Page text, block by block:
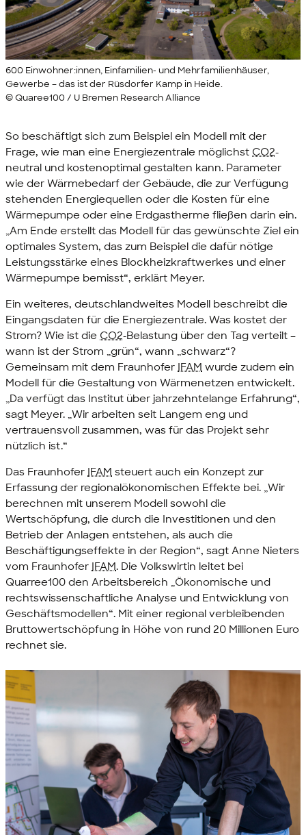
600 Einwohner:innen, Einfamilien- und Mehrfamilienhäuser,
Gewerbe – das ist der Rüsdorfer Kamp in Heide.
© Quaree100 / U Bremen Research Alliance
So beschäftigt sich zum Beispiel ein Modell mit der
Frage, wie man eine Energiezentrale möglichst CO2-
neutral und kostenoptimal gestalten kann. Parameter
wie der Wärmebedarf der Gebäude, die zur Verfügung
stehenden Energiequellen oder die Kosten für eine
Wärmepumpe oder eine Erdgastherme fließen darin ein.
„Am Ende erstellt das Modell für das gewünschte Ziel ein
optimales System, das zum Beispiel die dafür nötige
Leistungsstärke eines Blockheizkraftwerkes und einer
Wärmepumpe bemisst“, erklärt Meyer.
Ein weiteres, deutschlandweites Modell beschreibt die
Eingangsdaten für die Energiezentrale. Was kostet der
Strom? Wie ist die CO2-Belastung über den Tag verteilt –
wann ist der Strom „grün“, wann „schwarz“?
Gemeinsam mit dem Fraunhofer IFAM wurde zudem ein
Modell für die Gestaltung von Wärmenetzen entwickelt.
„Da verfügt das Institut über jahrzehntelange Erfahrung“,
sagt Meyer. „Wir arbeiten seit Langem eng und
vertrauensvoll zusammen, was für das Projekt sehr
nützlich ist.“
Das Fraunhofer IFAM steuert auch ein Konzept zur
Erfassung der regionalökonomischen Effekte bei. „Wir
berechnen mit unserem Modell sowohl die
Wertschöpfung, die durch die Investitionen und den
Betrieb der Anlagen entstehen, als auch die
Beschäftigungseffekte in der Region“, sagt Anne Nieters
vom Fraunhofer IFAM. Die Volkswirtin leitet bei
Quarree100 den Arbeitsbereich „Ökonomische und
rechtswissenschaftliche Analyse und Entwicklung von
Geschäftsmodellen“. Mit einer regional verbleibenden
Bruttowertschöpfung in Höhe von rund 20 Millionen Euro
rechnet sie.